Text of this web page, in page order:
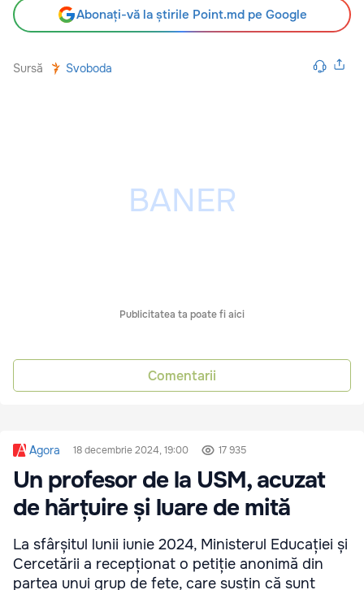
Abonați-vă la știrile Point.md pe Google
Sursă Svoboda
Publicitatea ta poate fi aici
Comentarii
Agora 18 decembrie 2024, 19:00 17 935
Un profesor de la USM, acuzat
de hărțuire și luare de mită
La sfârșitul lunii iunie 2024, Ministerul Educației și
Cercetării a recepționat o petiție anonimă din
partea unui grup de fete, care susțin că sunt